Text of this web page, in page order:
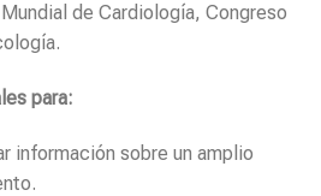
de Cardiología, Congreso
para:
información sobre un amplio